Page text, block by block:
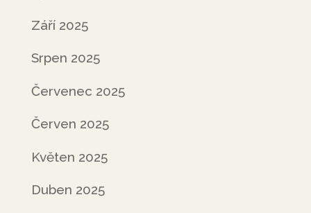
Září 2025
Srpen 2025
Červenec 2025
Červen 2025
Květen 2025
Duben 2025